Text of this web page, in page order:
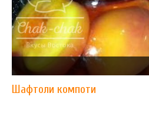
Шафтоли компоти